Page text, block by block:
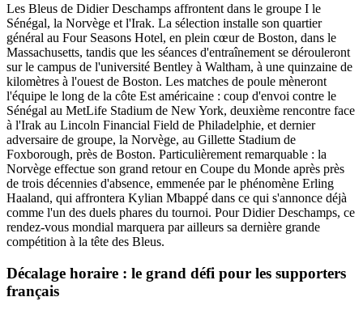
Les Bleus de Didier Deschamps affrontent dans le groupe I le
Sénégal, la Norvège et l'Irak. La sélection installe son quartier
général au Four Seasons Hotel, en plein cœur de Boston, dans le
Massachusetts, tandis que les séances d'entraînement se dérouleront
sur le campus de l'université Bentley à Waltham, à une quinzaine de
kilomètres à l'ouest de Boston. Les matches de poule mèneront
l'équipe le long de la côte Est américaine : coup d'envoi contre le
Sénégal au MetLife Stadium de New York, deuxième rencontre face
à l'Irak au Lincoln Financial Field de Philadelphie, et dernier
adversaire de groupe, la Norvège, au Gillette Stadium de
Foxborough, près de Boston. Particulièrement remarquable : la
Norvège effectue son grand retour en Coupe du Monde après près
de trois décennies d'absence, emmenée par le phénomène Erling
Haaland, qui affrontera Kylian Mbappé dans ce qui s'annonce déjà
comme l'un des duels phares du tournoi. Pour Didier Deschamps, ce
rendez-vous mondial marquera par ailleurs sa dernière grande
compétition à la tête des Bleus.
Décalage horaire : le grand défi pour les supporters
français